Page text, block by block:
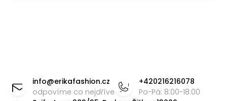
info@erikafashion.cz
odpovíme co nejdříve
+420216216078
Po-Pá: 8:00-18:00